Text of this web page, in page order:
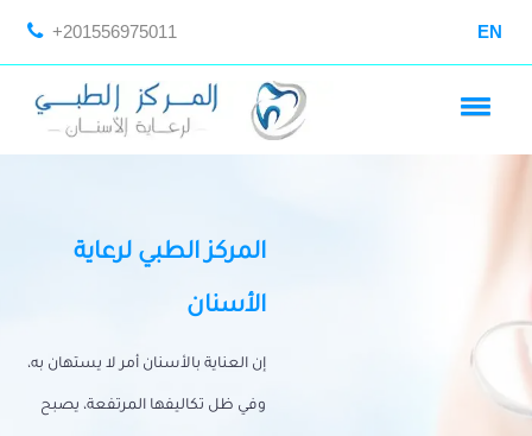
+201556975011 EN
المركز الطبي لرعاية
الأسنان
إن العناية بالأسنان أمر لا يستهان به،
وفي ظل تكاليفها المرتفعة، يصبح